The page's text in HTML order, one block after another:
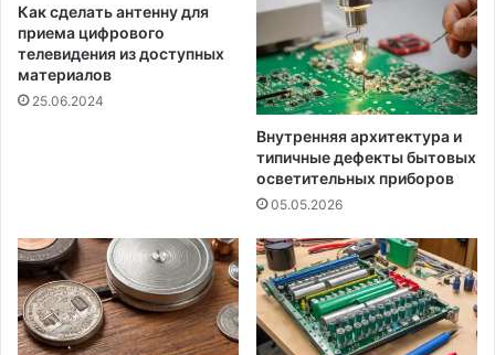
Как сделать антенну для
приема цифрового
телевидения из доступных
материалов
25.06.2024
Внутренняя архитектура и
типичные дефекты бытовых
осветительных приборов
05.05.2026